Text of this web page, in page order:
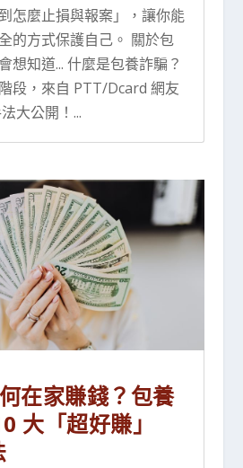
怎麼止損與報案」，讓你能
的方式保護自己。 關於包
想知道... 什麼是包養詐騙？
段，來自 PTT/Dcard 網友
大公開！...
在家賺錢？包養
大「超好賺」